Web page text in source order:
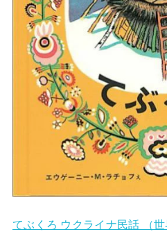
てぶくろ ウクライナ民話 （